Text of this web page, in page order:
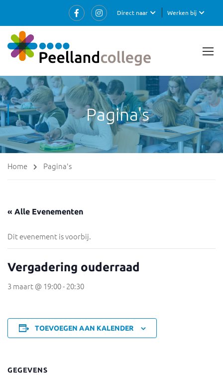
Werken bij
Direct naar
Pagina's
Home Pagina's
« Alle Evenementen
Dit evenement is voorbij.
Vergadering ouderraad
3 maart @ 19:00-20:30
TOEVOEGEN AAN KALENDER
GEGEVENS